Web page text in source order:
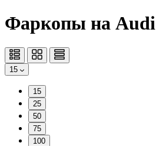
Фаркопы на Audi
15
15
25
50
75
100